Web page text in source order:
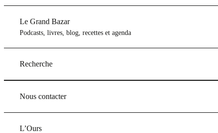
Le Grand Bazar
Podcasts, livres, blog, recettes et agenda
Recherche
Nous contacter
L’Ours